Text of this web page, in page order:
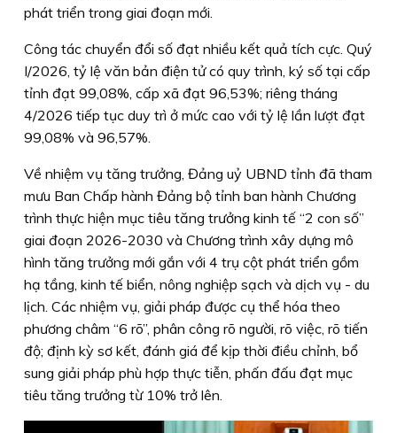
phát triển trong giai đoạn mới.
Công tác chuyển đổi số đạt nhiều kết quả tích cực. Quý
I/2026, tỷ lệ văn bản điện tử có quy trình, ký số tại cấp
tỉnh đạt 99,08%, cấp xã đạt 96,53%; riêng tháng
4/2026 tiếp tục duy trì ở mức cao với tỷ lệ lần lượt đạt
99,08% và 96,57%.
Về nhiệm vụ tăng trưởng, Đảng uỷ UBND tỉnh đã tham
mưu Ban Chấp hành Đảng bộ tỉnh ban hành Chương
trình thực hiện mục tiêu tăng trưởng kinh tế “2 con số”
giai đoạn 2026-2030 và Chương trình xây dựng mô
hình tăng trưởng mới gắn với 4 trụ cột phát triển gồm
hạ tầng, kinh tế biển, nông nghiệp sạch và dịch vụ - du
lịch. Các nhiệm vụ, giải pháp được cụ thể hóa theo
phương châm “6 rõ”, phân công rõ người, rõ việc, rõ tiến
độ; định kỳ sơ kết, đánh giá để kịp thời điều chỉnh, bổ
sung giải pháp phù hợp thực tiễn, phấn đấu đạt mục
tiêu tăng trưởng từ 10% trở lên.